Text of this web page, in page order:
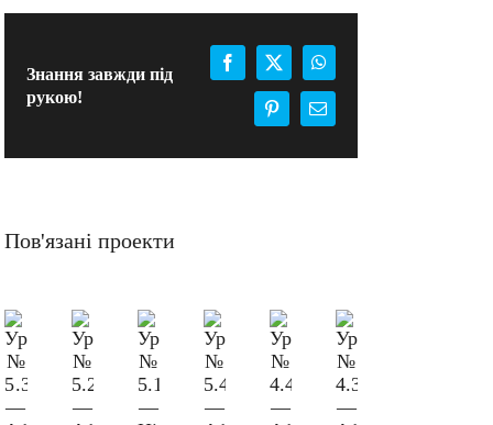
Знання завжди під
рукою!
Facebook
X WhatsApp
Pinterest
E-
Пов'язані проекти